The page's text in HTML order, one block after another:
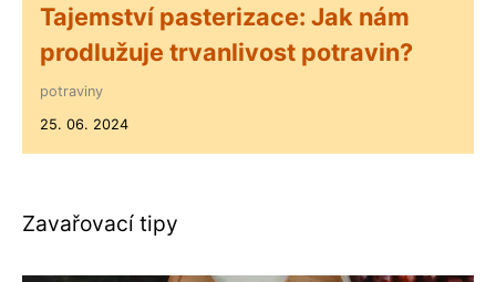
Tajemství pasterizace: Jak nám
prodlužuje trvanlivost potravin?
potraviny
25. 06. 2024
Zavařovací tipy